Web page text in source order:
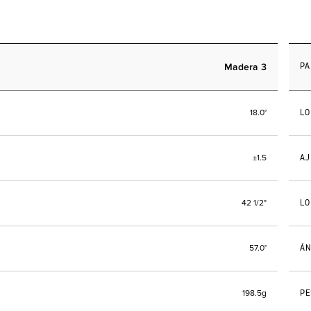
Madera 3
18.0°
±1.5
42 1/2"
57.0°
198.5g